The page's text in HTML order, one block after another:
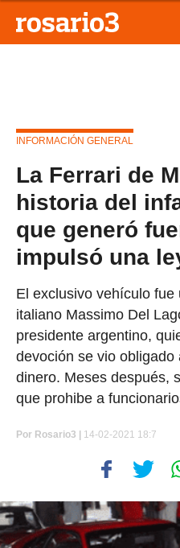
INFORMACIÓN GENERAL
La Ferrari de
historia del
que generó
impulsó una
El exclusivo vehículo
italiano Massimo Del
presidente argentino,
devoción se vio obligado
dinero. Meses después,
que prohibe a
Por Rosario3 | 14-02-2021 18:7